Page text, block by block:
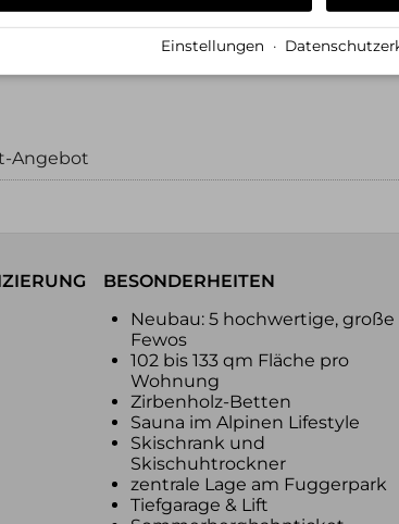
daher laden wir Sie ein, eine Woche
Angebot
BESONDERHEITEN
Neubau: 5 hochwertige, große
Fewos
102 bis 133 qm Fläche pro
Wohnung
Zirbenholz-Betten
Sauna im Alpinen Lifestyle
Skischrank und
Skischuhtrockner
zentrale Lage am Fuggerpark
Tiefgarage & Lift
Einstellungen ·